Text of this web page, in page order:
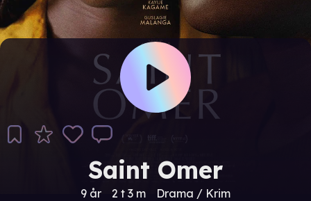
Saint Omer
9 år 2 t 3 m Drama / Krim